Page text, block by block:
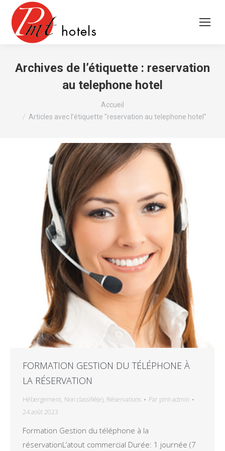
Archives de l’étiquette : reservation
au telephone hotel
Accueil
Articles avec l’étiquette "reservation au telephone hotel"
FORMATION GESTION DU TÉLÉPHONE À
LA RÉSERVATION
Hébergement, Non classifié(e), Réservations Par pmt-admin
24 août 2023
Formation Gestion du téléphone à la
réservationL’atout commercial Durée: 1 journée (7